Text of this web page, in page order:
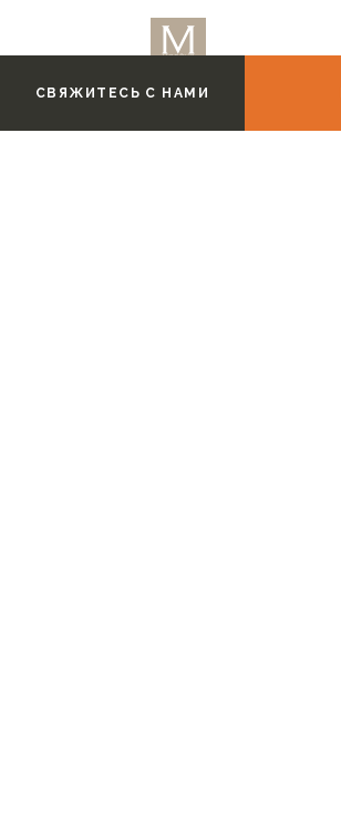
СВЯЖИТЕСЬ С НАМИ